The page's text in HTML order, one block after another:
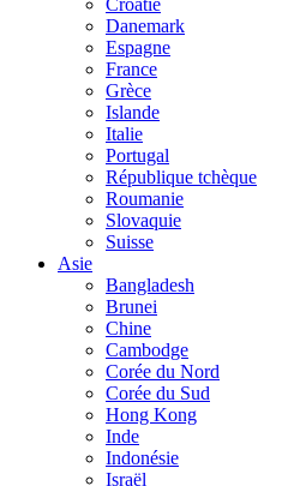
Croatie
Danemark
Espagne
France
Grèce
Islande
Italie
Portugal
République tchèque
Roumanie
Slovaquie
Suisse
Asie
Bangladesh
Brunei
Chine
Cambodge
Corée du Nord
Corée du Sud
Hong Kong
Inde
Indonésie
Israël